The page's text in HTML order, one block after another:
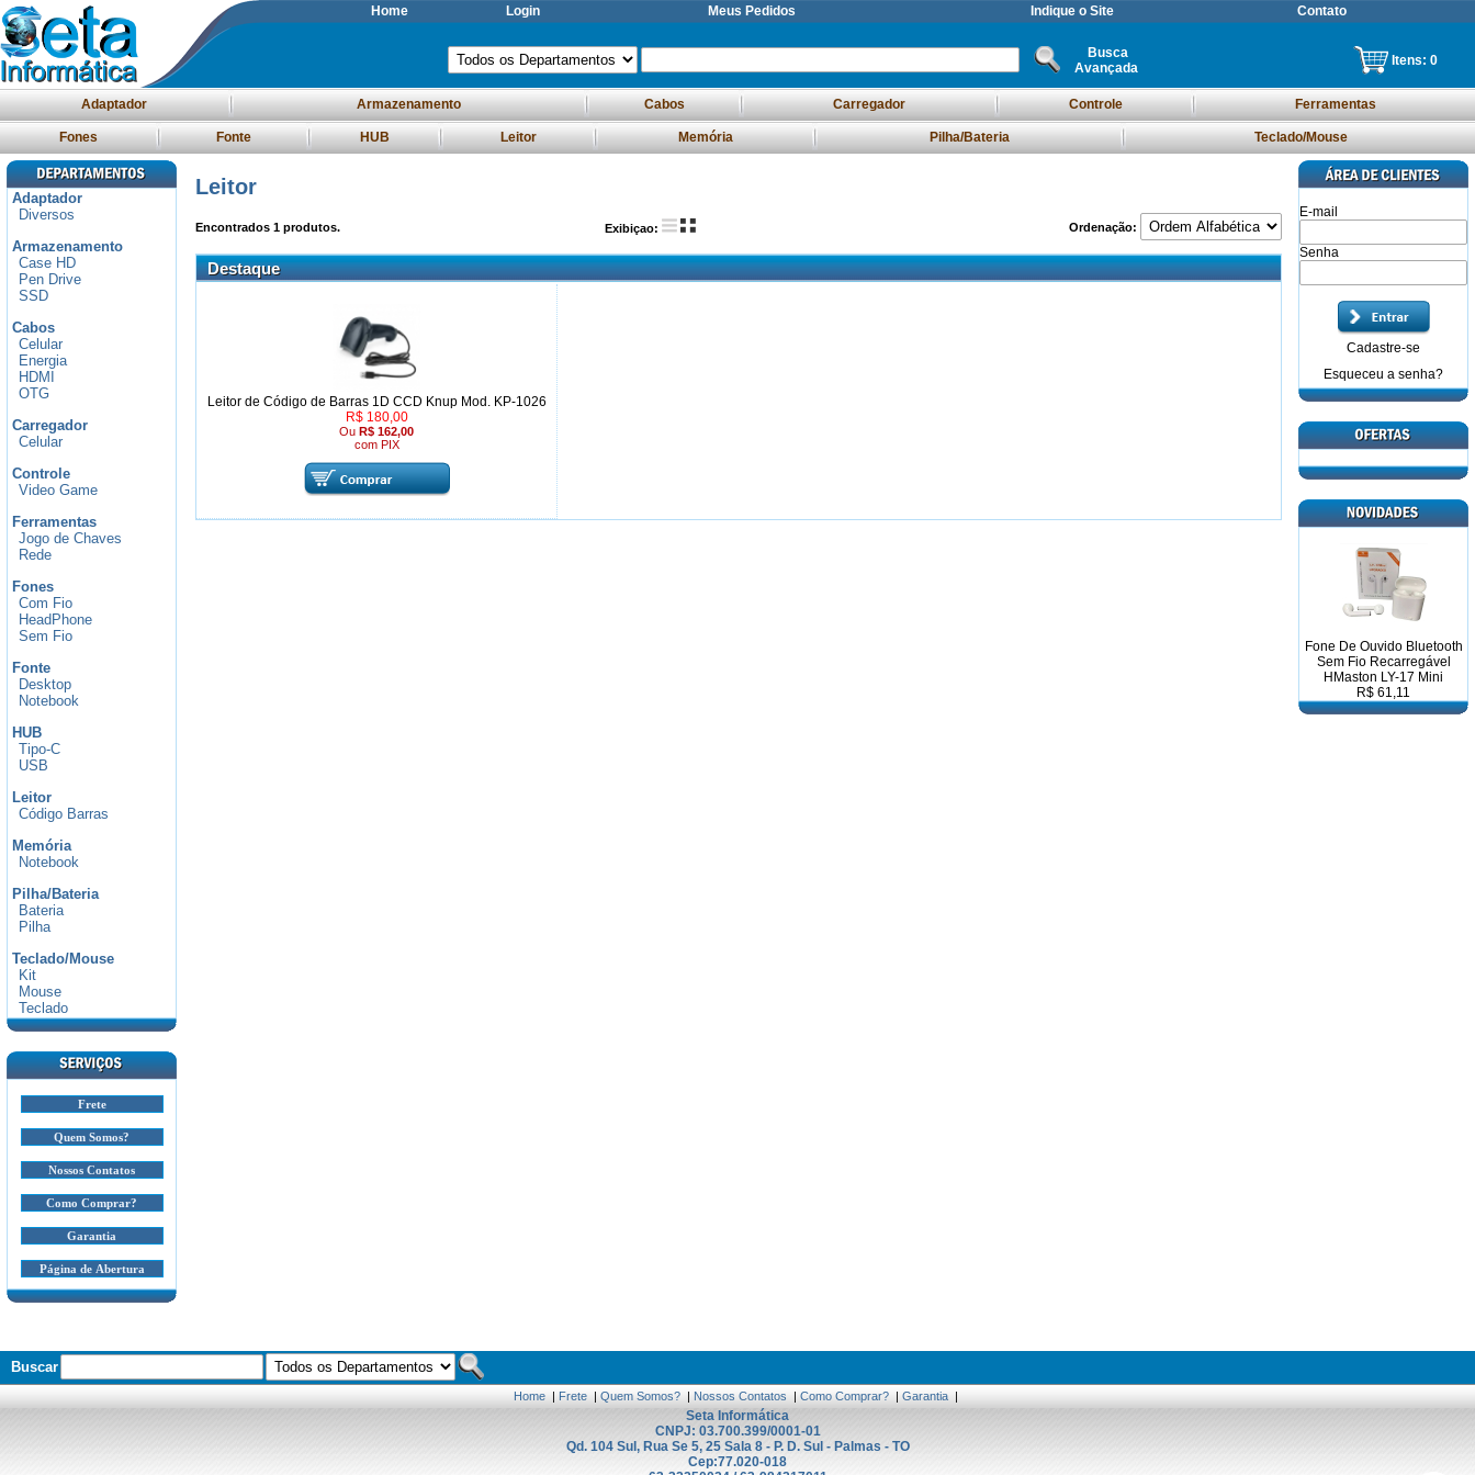
Home Login Meus Pedidos Indique o Site Contato
Busca
Avançada
Itens: 0
Adaptador Armazenamento Cabos Carregador Controle Ferramentas
Fones Fonte HUB Leitor Memória Pilha/Bateria Teclado/Mouse
Adaptador
Diversos
Armazenamento
Case HD
Pen Drive
SSD
Cabos
Celular
Energia
HDMI
OTG
Carregador
Celular
Controle
Video Game
Ferramentas
Jogo de Chaves
Rede
Fones
Com Fio
HeadPhone
Sem Fio
Fonte
Desktop
Notebook
HUB
Tipo-C
USB
Leitor
Código Barras
Memória
Notebook
Pilha/Bateria
Bateria
Pilha
Teclado/Mouse
Kit
Mouse
Teclado
Frete
Quem Somos?
Nossos Contatos
Como Comprar?
Garantia
Página de Abertura
Leitor
Encontrados 1 produtos. Exibiçao: Ordenação:
Destaque
Leitor de Código de Barras 1D CCD Knup Mod. KP-1026
R$ 180,00
OuR$ 162,00
com PIX
E-mail
Senha
Cadastre-se
Esqueceu a senha?
Fone De Ouvido Bluetooth
Sem Fio Recarregável
HMaston LY-17 Mini
R$ 61,11
Buscar
Home | Frete | Quem Somos? | Nossos Contatos | Como Comprar? | Garantia |
Seta Informática
CNPJ: 03.700.399/0001-01
Qd. 104 Sul, Rua Se 5, 25 Sala 8 - P. D. Sul - Palmas - TO
Cep:77.020-018